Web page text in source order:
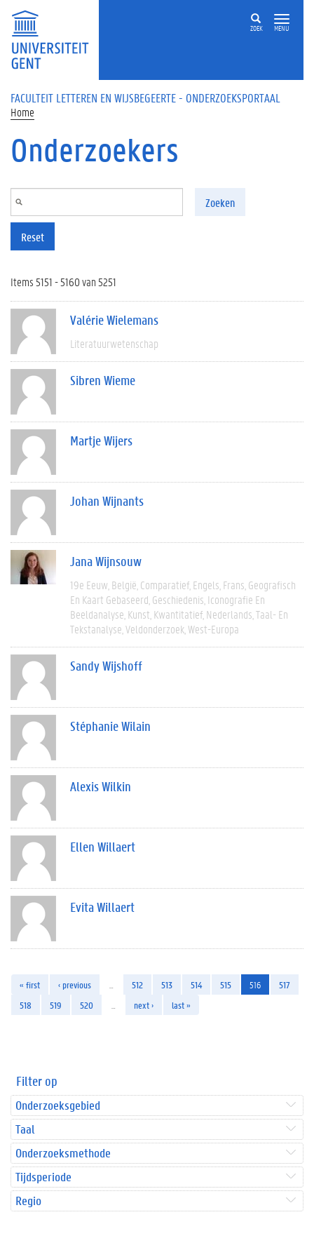
Overslaan en naar de inhoud gaan
ZOEK MENU
FACULTEIT LETTEREN EN WIJSBEGEERTE - ONDERZOEKSPORTAAL
Home
Onderzoekers
Zoeken
Reset
Items 5151 - 5160 van 5251
Valérie Wielemans
Literatuurwetenschap
Sibren Wieme
Martje Wijers
Johan Wijnants
Jana Wijnsouw
19e Eeuw België Comparatief Engels Frans Geografisch
En Kaart Gebaseerd Geschiedenis Iconografie En
Beeldanalyse Kunst Kwantitatief Nederlands Taal- En
Tekstanalyse Veldonderzoek West-Europa
Sandy Wijshoff
Stéphanie Wilain
Alexis Wilkin
Ellen Willaert
Evita Willaert
« first ‹ previous 512 513 514 515 516
517
518
519 520 next › last »
Filter op
Onderzoeksgebied
Taal
Onderzoeksmethode
Tijdsperiode
Regio